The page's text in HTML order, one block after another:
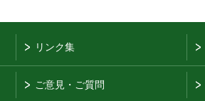
リンク集
ご意見・ご質問